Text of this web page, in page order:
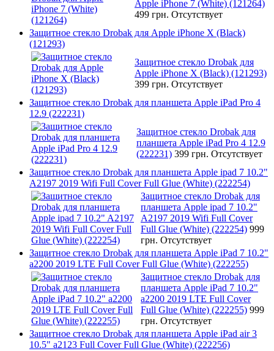
Apple iPhone 7 (White) (121264)
499 грн. Отсутствует
Защитное стекло Drobak для Apple iPhone X (Black)
(121293)
Защитное стекло Drobak для
Apple iPhone X (Black) (121293)
399 грн. Отсутствует
Защитное стекло Drobak для планшета Apple iPad Pro 4
12.9 (222231)
Защитное стекло Drobak для
планшета Apple iPad Pro 4 12.9
(222231) 399 грн. Отсутствует
Защитное стекло Drobak для планшета Apple ipad 7 10.2"
A2197 2019 Wifi Full Cover Full Glue (White) (222254)
Защитное стекло Drobak для
планшета Apple ipad 7 10.2"
A2197 2019 Wifi Full Cover
Full Glue (White) (222254) 999
грн. Отсутствует
Защитное стекло Drobak для планшета Apple iPad 7 10.2"
a2200 2019 LTE Full Cover Full Glue (White) (222255)
Защитное стекло Drobak для
планшета Apple iPad 7 10.2"
a2200 2019 LTE Full Cover
Full Glue (White) (222255) 999
грн. Отсутствует
Защитное стекло Drobak для планшета Apple iPad air 3
10.5" a2123 Full Cover Full Glue (White) (222256)